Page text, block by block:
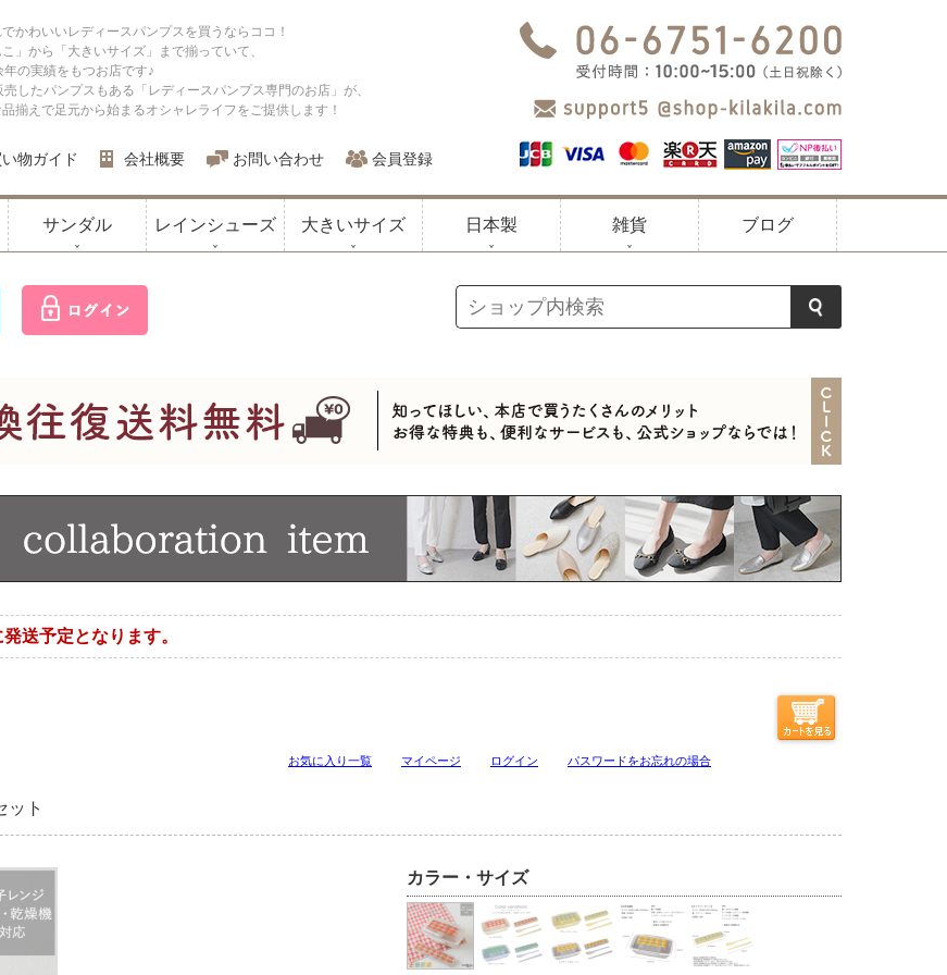
かわいいレディースパンプスを買うならココ！
こ」から「大きいサイズ」まで揃っていて、
年の実績をもつお店です♪
したパンプスもある「レディースパンプス専門のお店」が、
品揃えで足元から始まるオシャレライフをご提供します！
物ガイド 会社概要 お問い合わせ 会員登録
サンダル レインシューズ 大きいサイズ 日本製 雑貨 ブログ
送予定となります。
お気に入り一覧
マイページ ログイン パスワードをお忘れの場合
ト
カラー・サイズ